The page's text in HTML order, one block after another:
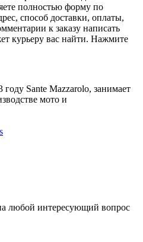
полностью форму по
способ доставки, оплаты,
к заказу написать
курьеру вас найти. Нажмите
Sante Mazzarolo, занимает
мото и
любой интересующий вопрос